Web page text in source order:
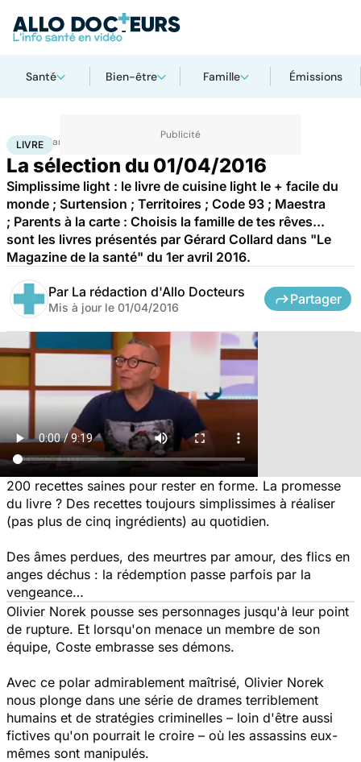
Santé Bien-être Famille Émissions
Accueil Santé
LIVRE
La sélection du 01/04/2016
Simplissime light : le livre de cuisine light le + facile du
monde ; Surtension ; Territoires ; Code 93 ; Maestra
; Parents à la carte : Choisis la famille de tes rêves...
sont les livres présentés par Gérard Collard dans "Le
Magazine de la santé" du 1er avril 2016.
Par La rédaction d'Allo Docteurs
Mis à jour le 01/04/2016
Partager
200 recettes saines pour rester en forme. La promesse
du livre ? Des recettes toujours simplissimes à réaliser
(pas plus de cinq ingrédients) au quotidien.
Des âmes perdues, des meurtres par amour, des flics en
anges déchus : la rédemption passe parfois par la
vengeance…
Olivier Norek pousse ses personnages jusqu'à leur point
de rupture. Et lorsqu'on menace un membre de son
équipe, Coste embrasse ses démons.
Avec ce polar admirablement maîtrisé, Olivier Norek
nous plonge dans une série de drames terriblement
humains et de stratégies criminelles – loin d'être aussi
fictives qu'on pourrait le croire – où les assassins eux-
mêmes sont manipulés.